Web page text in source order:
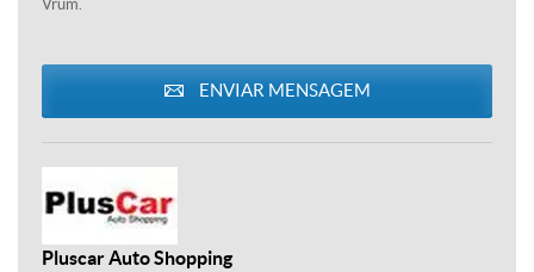
Vrum.
ENVIAR MENSAGEM
Pluscar Auto Shopping